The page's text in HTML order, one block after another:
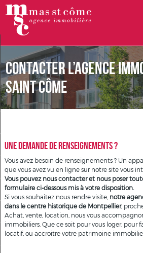
Mon compte
Ma sélection
Vendre un bien
Gérer un bien
Louer un bien
Estimer votre bien
Visite virtuelle 3D
Contacter l’agence
Saint Côme
Une demande de renseignements ?
Vous avez besoin de renseignements ? Un
que vous avez vu en ligne sur notre site vous
Vous pouvez nous contacter et nous poser
formulaire ci-dessous mis à votre disposition.
Si vous souhaitez nous rendre visite, notre
dans le centre historique de Montpellier,
Achat, vente, location, nous vous
immobiliers. Que ce soit pour vous loger, pour
locatif, ou accroitre votre patrimoine